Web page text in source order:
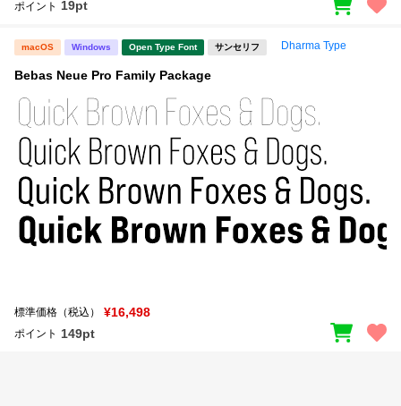
ポイント 19pt
macOS Windows Open Type Font サンセリフ Dharma Type
Bebas Neue Pro Family Package
標準価格（税込） ¥16,498
ポイント 149pt